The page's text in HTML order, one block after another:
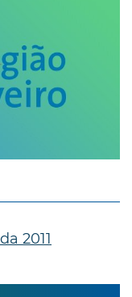
2011